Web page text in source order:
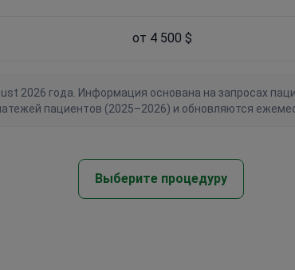
от 4 500 $
2026 года. Информация основана на запросах
пациентов (2025–2026) и обновляются
Выберите процедуру